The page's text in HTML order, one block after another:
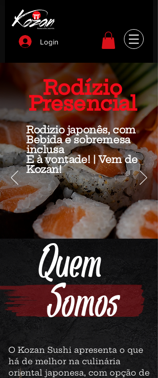
Login
Rodízio
Presencial
Rodizio japonês, com
Bebida e sobremesa
inclusa
E à vontade! | Vem de
Kozan!
Quem
Somos
O Kozan Sushi apresenta o que
há de melhor na culinária
oriental japonesa, com opção de